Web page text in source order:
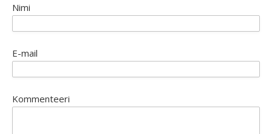
Nimi
E-mail
Kommenteeri